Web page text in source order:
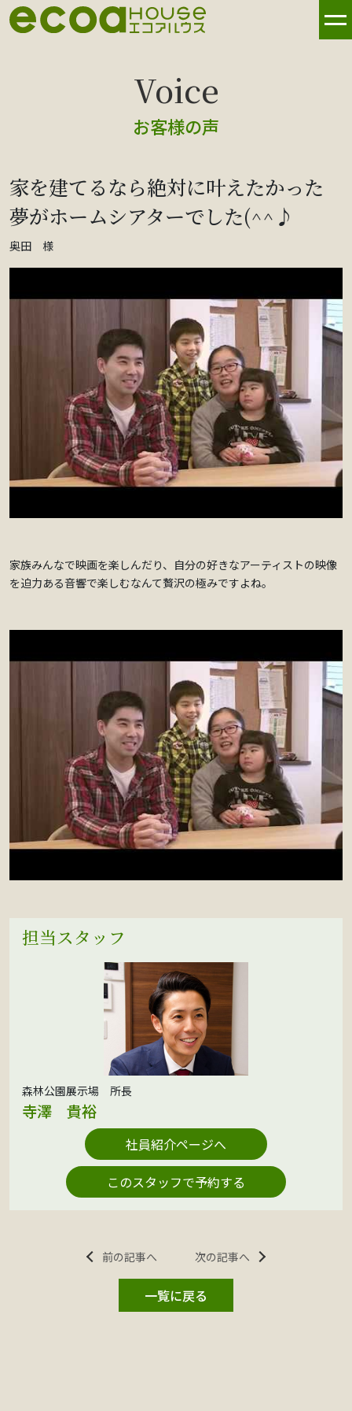
お客様の声
家を建てるなら絶対に叶えたかった
夢がホームシアターでした(^^♪
奥田 様
家族みんなで映画を楽しんだり、自分の好きなアーティストの映像
を迫力ある音響で楽しむなんて贅沢の極みですよね。
担当スタッフ
森林公園展示場 所長
寺澤 貴裕
社員紹介ページへ
このスタッフで予約する
前の記事へ 次の記事へ
一覧に戻る